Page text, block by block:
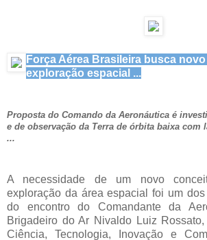
Força Aérea Brasileira busca
exploração espacial ...
Proposta do Comando da Aeronáutica é
e de observação da Terra de órbita baixa com
...
A necessidade de um novo
exploração da área espacial foi um
do encontro do Comandante da
Brigadeiro do Ar Nivaldo Luiz
Ciência, Tecnologia, Inovação e